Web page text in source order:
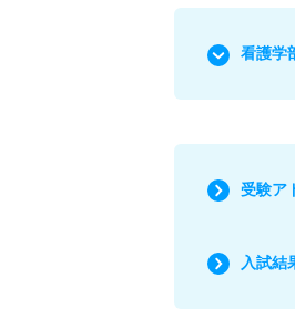
看護学
受験ア
入試結